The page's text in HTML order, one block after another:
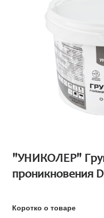
"УНИКОЛЕР"
проникновения
Коротко о товаре